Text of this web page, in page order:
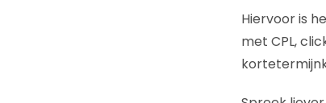
Hiervoor is
met CPL,